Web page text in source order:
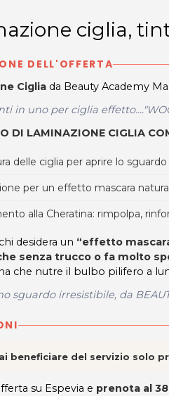
ciglia,
DELL'OFFERTA
Ciglia da Beauty Academy
in uno per ciglia
DI LAMINAZIONE CIGLIA
delle ciglia per aprire lo sguardo
per un effetto mascara
alla Cheratina: rimpolpa,
desidera un “effetto
senza trucco o fa molto
che nutre il bulbo pilifero a
sguardo irresistibile, da
beneficiare del servizio solo
su Espevia e prenota al